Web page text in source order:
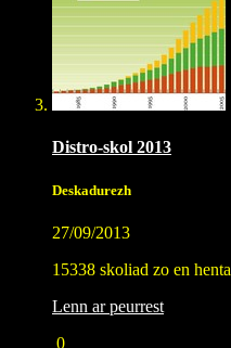
Distro-skol 2013
Deskadurezh
27/09/2013
15338 skoliad zo en
Lenn ar peurrest
0